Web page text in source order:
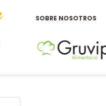
SOBRE NOSOTROS